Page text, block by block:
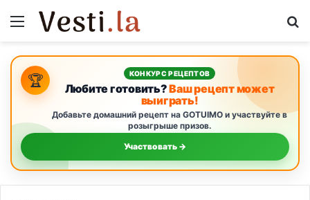
Menu
🏆 КОНКУРС РЕЦЕПТОВ
Любите готовить?Ваш рецепт может
выиграть!
Добавьте домашний рецепт на GOTUIMO и участвуйте в
розыгрыше призов.
Участвовать →